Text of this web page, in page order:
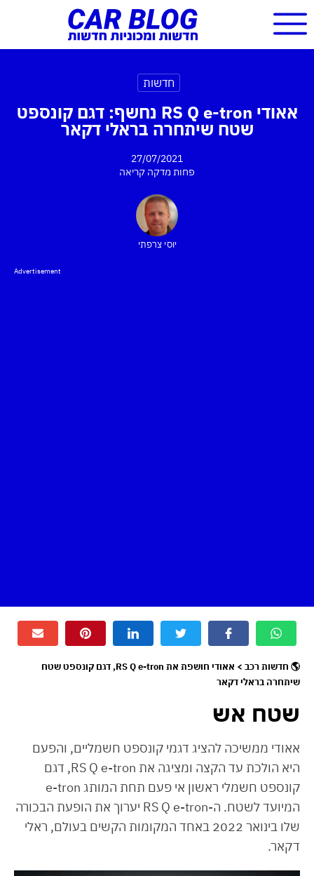
חדשות
אאודי RS Q e-tron נחשף: דגם קונספט
שטח שיתחרה בראלי דקאר
27/07/2021
פחות מדקה קריאה
יוסי צרפתי
Advertisement
🌎 חדשות רכב > אאודי חושפת את RS Q e-tron, דגם קונספט שטח
שיתחרה בראלי דקאר
שטח אש
אאודי ממשיכה להציג דגמי קונספט חשמליים, והפעם
היא הולכת עד הקצה ומציגה את RS Q e-tron, דגם
קונספט חשמלי ראשון אי פעם תחת המותג e-tron
המיועד לשטח. ה-RS Q e-tron יערוך את הופעת הבכורה
שלו בינואר 2022 באחד המקומות הקשים בעולם, ראלי
דקאר.